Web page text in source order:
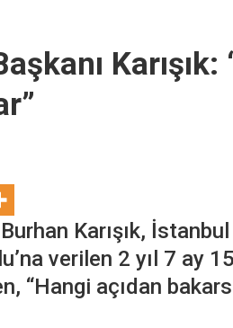
Karışık,
verilen 2 yıl 7 ay
“Hangi açıdan